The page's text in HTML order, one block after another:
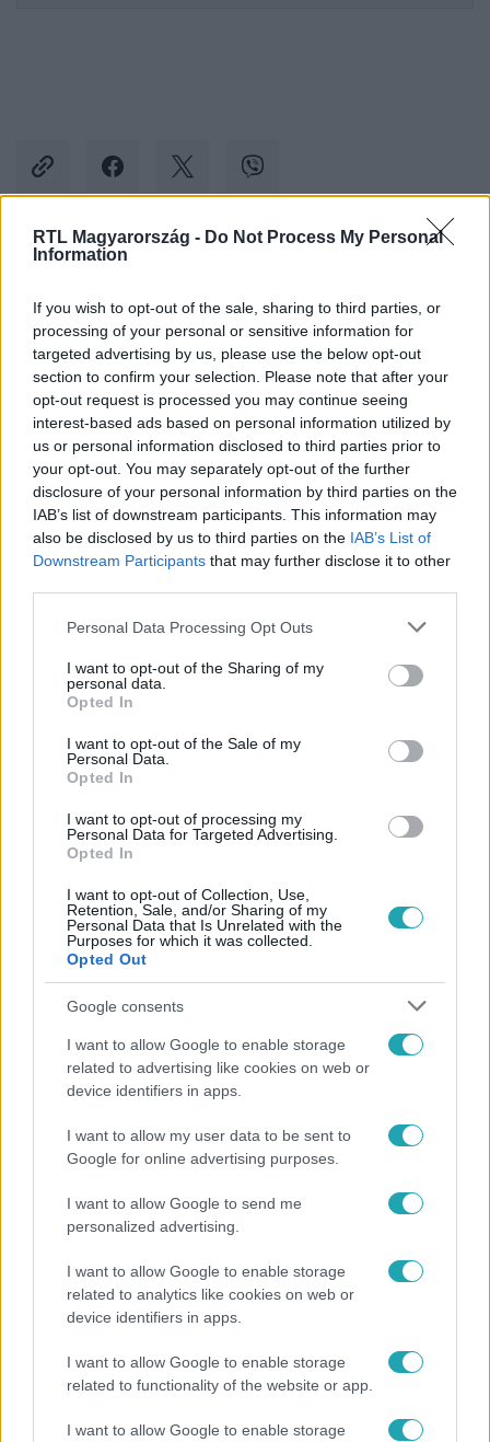
RTL Magyarország - Do Not Process My Personal
Information
If you wish to opt-out of the sale, sharing to third parties, or
processing of your personal or sensitive information for
targeted advertising by us, please use the below opt-out
section to confirm your selection. Please note that after your
opt-out request is processed you may continue seeing
interest-based ads based on personal information utilized by
us or personal information disclosed to third parties prior to
your opt-out. You may separately opt-out of the further
disclosure of your personal information by third parties on the
IAB’s list of downstream participants. This information may
also be disclosed by us to third parties on the IAB’s List of
Downstream Participants that may further disclose it to other
Please note that this website/app uses one or more Google
not limited to your visit or usage behaviour. You may click to
grant or deny consent to Google and its third-party tags to
use your data for below specified purposes in below Google
consent section.
Personal Data Processing Opt Outs
I want to opt-out of the Sharing of my
personal data.
Opted In
I want to opt-out of the Sale of my
Personal Data.
Opted In
I want to opt-out of processing my
Personal Data for Targeted Advertising.
Opted In
I want to opt-out of Collection, Use,
Retention, Sale, and/or Sharing of my
Personal Data that Is Unrelated with the
Purposes for which it was collected.
Opted Out
Google consents
I want to allow Google to enable storage
related to advertising like cookies on web or
device identifiers in apps.
I want to allow my user data to be sent to
Google for online advertising purposes.
I want to allow Google to send me
personalized advertising.
I want to allow Google to enable storage
related to analytics like cookies on web or
device identifiers in apps.
I want to allow Google to enable storage
related to functionality of the website or app.
I want to allow Google to enable storage
Kövess minket, és értesülj a friss hírekről a
Követem
#KANAPÉHUSZÁROK #ADÁSRÉSZLETEK
#SZENTE VAJK #A VÁROS KIRÁLYNŐI
Népszerű
Bódi Guszti és Margó büszkén jelentették be:
megvan a család első diplomása